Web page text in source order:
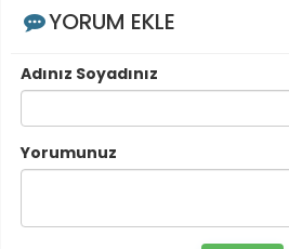
YORUM EKLE
Adınız Soyadınız
Yorumunuz